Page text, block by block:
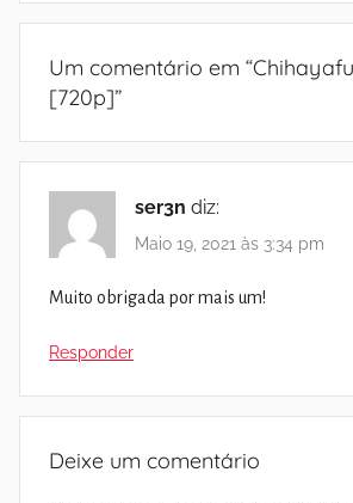
Um comentário em “
[720p]”
ser3n diz:
Maio 19, 2021 às 3:34 pm
Muito obrigada por mais um!
Responder
Deixe um comentário